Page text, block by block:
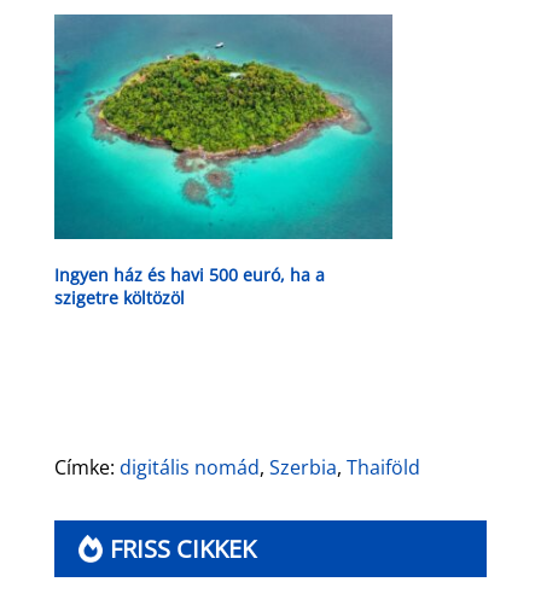
Ingyen ház és havi 500 euró, ha a
szigetre költözöl
Címke: digitális nomád, Szerbia, Thaiföld
FRISS CIKKEK